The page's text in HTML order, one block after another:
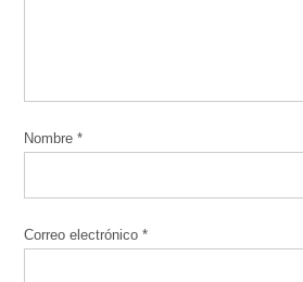
Nombre*
Correo electrónico*